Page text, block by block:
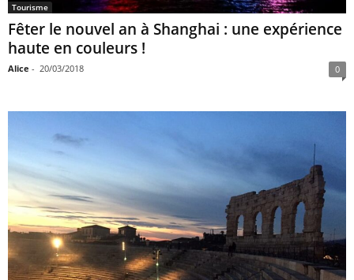
Tourisme
Fêter le nouvel an à Shanghai : une expérience
haute en couleurs !
Alice - 20/03/2018 0